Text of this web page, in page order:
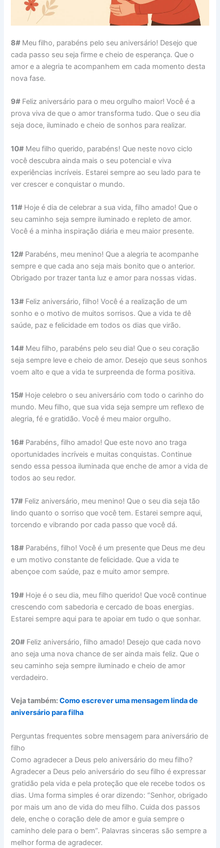
8#Meu filho, parabéns pelo seu aniversário! Desejo que
cada passo seu seja firme e cheio de esperança. Que o
amor e a alegria te acompanhem em cada momento desta
nova fase.
9#Feliz aniversário para o meu orgulho maior! Você é a
prova viva de que o amor transforma tudo. Que o seu dia
seja doce, iluminado e cheio de sonhos para realizar.
10#Meu filho querido, parabéns! Que neste novo ciclo
você descubra ainda mais o seu potencial e viva
experiências incríveis. Estarei sempre ao seu lado para te
ver crescer e conquistar o mundo.
11#Hoje é dia de celebrar a sua vida, filho amado! Que o
seu caminho seja sempre iluminado e repleto de amor.
Você é a minha inspiração diária e meu maior presente.
12#Parabéns, meu menino! Que a alegria te acompanhe
sempre e que cada ano seja mais bonito que o anterior.
Obrigado por trazer tanta luz e amor para nossas vidas.
13#Feliz aniversário, filho! Você é a realização de um
sonho e o motivo de muitos sorrisos. Que a vida te dê
saúde, paz e felicidade em todos os dias que virão.
14#Meu filho, parabéns pelo seu dia! Que o seu coração
seja sempre leve e cheio de amor. Desejo que seus sonhos
voem alto e que a vida te surpreenda de forma positiva.
15#Hoje celebro o seu aniversário com todo o carinho do
mundo. Meu filho, que sua vida seja sempre um reflexo de
alegria, fé e gratidão. Você é meu maior orgulho.
16#Parabéns, filho amado! Que este novo ano traga
oportunidades incríveis e muitas conquistas. Continue
sendo essa pessoa iluminada que enche de amor a vida de
todos ao seu redor.
17#Feliz aniversário, meu menino! Que o seu dia seja tão
lindo quanto o sorriso que você tem. Estarei sempre aqui,
torcendo e vibrando por cada passo que você dá.
18#Parabéns, filho! Você é um presente que Deus me deu
e um motivo constante de felicidade. Que a vida te
abençoe com saúde, paz e muito amor sempre.
19#Hoje é o seu dia, meu filho querido! Que você continue
crescendo com sabedoria e cercado de boas energias.
Estarei sempre aqui para te apoiar em tudo o que sonhar.
20#Feliz aniversário, filho amado! Desejo que cada novo
ano seja uma nova chance de ser ainda mais feliz. Que o
seu caminho seja sempre iluminado e cheio de amor
verdadeiro.
Veja também:Como escrever uma mensagem linda de
aniversário para filha
Perguntas frequentes sobre mensagem para aniversário de
filho
Como agradecer a Deus pelo aniversário do meu filho?
Agradecer a Deus pelo aniversário do seu filho é expressar
gratidão pela vida e pela proteção que ele recebe todos os
dias. Uma forma simples é orar dizendo: “Senhor, obrigado
por mais um ano de vida do meu filho. Cuida dos passos
dele, enche o coração dele de amor e guia sempre o
caminho dele para o bem”. Palavras sinceras são sempre a
melhor forma de agradecer.